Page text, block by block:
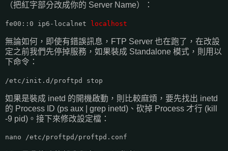
（把紅字部分改成你的 Server Name）：
fe00::0 ip6-localnet localhost
無論如何，即使有錯誤訊息，FTP Server 也在跑了，在改設
定之前我們先停掉服務，如果裝成 Standalone 模式，則用以
下命令：
/etc/init.d/proftpd stop
如果是裝成 inetd 的開機啟動，則比較麻煩，要先找出 inetd
的 Process ID (ps aux | grep inetd)、砍掉 Process 才行 (kill
-9 pid)。接下來修改設定檔：
nano /etc/proftpd/proftpd.conf